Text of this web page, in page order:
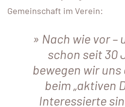
Gemeinschaft im Verein:
Nach wie vor –
schon seit 30
bewegen wir
beim „aktiven
Interessierte